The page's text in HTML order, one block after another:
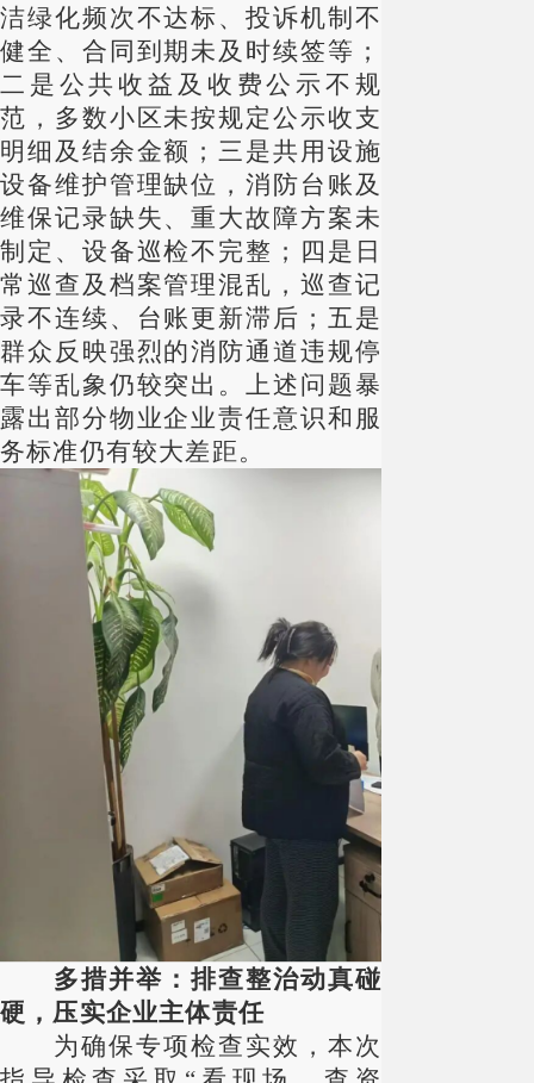
洁绿化频次不达标、投诉机制不
健全、合同到期未及时续签等；
二是公共收益及收费公示不规
范，多数小区未按规定公示收支
明细及结余金额；三是共用设施
设备维护管理缺位，消防台账及
维保记录缺失、重大故障方案未
制定、设备巡检不完整；四是日
常巡查及档案管理混乱，巡查记
录不连续、台账更新滞后；五是
群众反映强烈的消防通道违规停
车等乱象仍较突出。上述问题暴
露出部分物业企业责任意识和服
务标准仍有较大差距。
多措并举：排查整治动真碰
硬，压实企业主体责任
为确保专项检查实效，本次